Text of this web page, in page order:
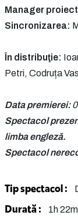
Manager
Sincronizarea:
În distribuţie:
Petri, Codruța
Data premierei:
Spectacol
limba engleză.
Spectacol
Tip spectacol :
Durată : 1h